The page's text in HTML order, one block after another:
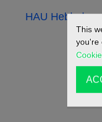
HAU Hebbel
This
you're